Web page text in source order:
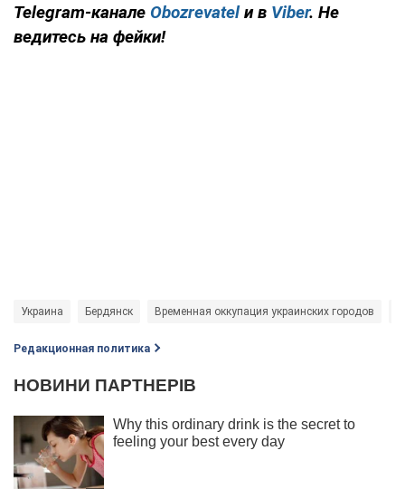
Telegram-канале Obozrevatelи в Viber. Не
ведитесь на фейки!
Украина Бердянск Временная оккупация украинских городов
Редакционная политика